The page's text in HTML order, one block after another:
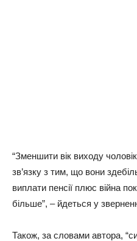
“Зменшити вік виходу
зв’язку з тим, що вони
виплати пенсії плюс війна
більше”, – йдеться у
Також, за словами автора,